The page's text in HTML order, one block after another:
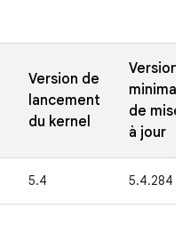
Version de
lancement
du kernel
Version
minimale
de mise
à jour
5.4 5.4.284